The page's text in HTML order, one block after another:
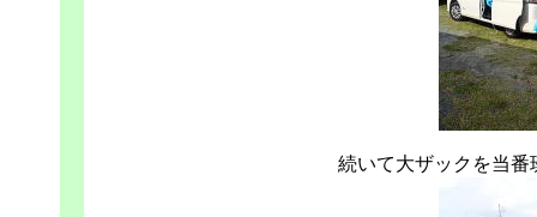
続いて大ザックを当